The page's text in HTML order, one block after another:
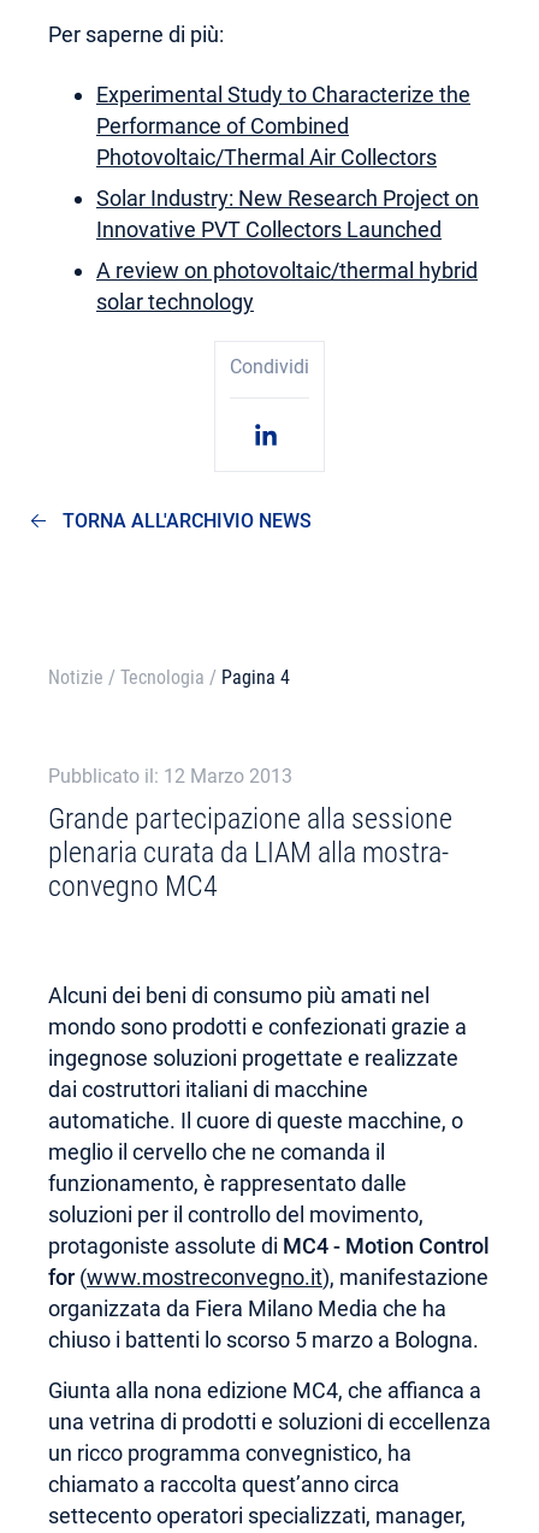
Per saperne di più:
Experimental Study to Characterize the
Performance of Combined
Photovoltaic/Thermal Air Collectors
Solar Industry: New Research Project on
Innovative PVT Collectors Launched
A review on photovoltaic/thermal hybrid
solar technology
Condividi
TORNA ALL'ARCHIVIO NEWS
Notizie / Tecnologia / Pagina 4
Pubblicato il: 12 Marzo 2013
Grande partecipazione alla sessione
plenaria curata da LIAM alla mostra-
convegno MC4
Alcuni dei beni di consumo più amati nel
mondo sono prodotti e confezionati grazie a
ingegnose soluzioni progettate e realizzate
dai costruttori italiani di macchine
automatiche. Il cuore di queste macchine, o
meglio il cervello che ne comanda il
funzionamento, è rappresentato dalle
soluzioni per il controllo del movimento,
protagoniste assolute di MC4 - Motion Control
for (www.mostreconvegno.it), manifestazione
organizzata da Fiera Milano Media che ha
chiuso i battenti lo scorso 5 marzo a Bologna.
Giunta alla nona edizione MC4, che affianca a
una vetrina di prodotti e soluzioni di eccellenza
un ricco programma convegnistico, ha
chiamato a raccolta quest’anno circa
settecento operatori specializzati, manager,